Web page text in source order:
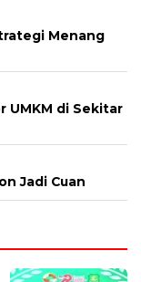
Menang
UMKM di Sekitar
Jadi Cuan